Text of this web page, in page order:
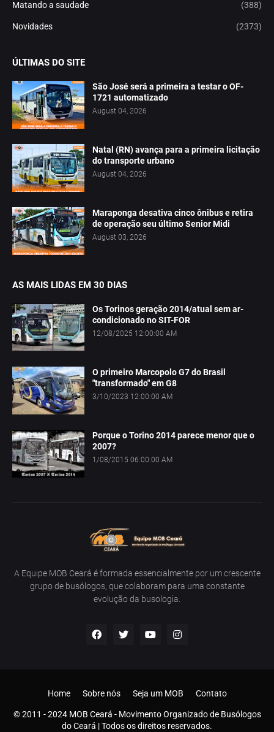
Matando a saudade (388)
Novidades (2373)
ÚLTIMAS DO SITE
São José será a primeira a testar o OF-
1721 automatizado
August 04, 2026
Natal (RN) avança para a primeira licitação
do transporte urbano
August 04, 2026
Maraponga desativa cinco ônibus e retira
de operação seu último Senior Midi
August 03, 2026
AS MAIS LIDAS EM 30 DIAS
Os Torinos geração 2014/atual sem ar-
condicionado no SIT-FOR
12/08/2025 12:00:00 AM
O primeiro Marcopolo G7 do Brasil
"transformado" em G8
3/10/2023 12:00:00 AM
Porque o Torino 2014 parece menor que o
2007?
1/08/2015 06:00:00 AM
A Equipe MOB Ceará é formada essencialmente por um crescente
grupo de busólogos, que colaboram para uma constante
evolução da busologia.
© 2011 - 2024 MOB Ceará - Movimento Organizado de Busólogos
do Ceará | Todos os direitos reservados.
Home Sobre nós Seja um MOB Contato